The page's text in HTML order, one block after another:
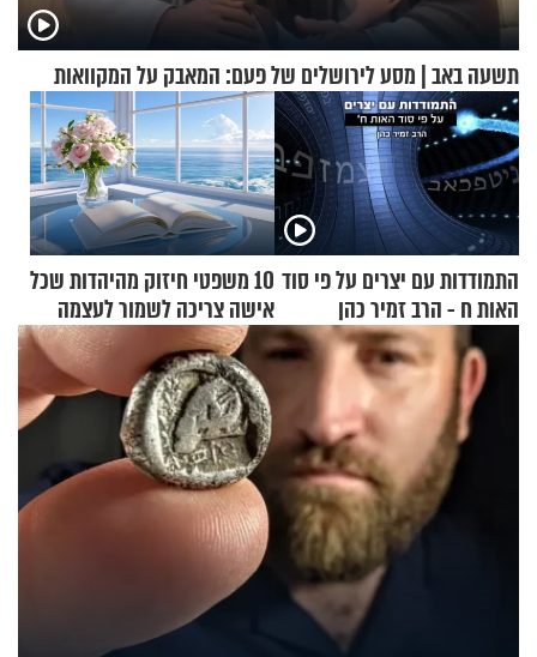
תשעה באב | מסע לירושלים של פעם: המאבק על המקוואות
התמודדות עם יצרים על פי סוד
האות ח - הרב זמיר כהן
10 משפטי חיזוק מהיהדות שכל
אישה צריכה לשמור לעצמה